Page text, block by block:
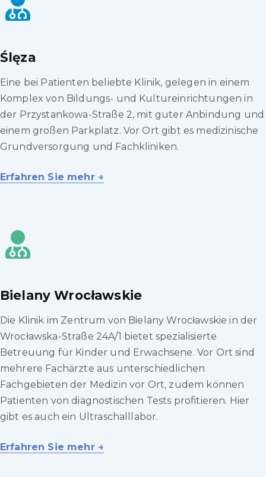
Ślęza
Eine bei Patienten beliebte Klinik, gelegen in einem
Komplex von Bildungs- und Kultureinrichtungen in
der Przystankowa-Straße 2, mit guter Anbindung und
einem großen Parkplatz. Vor Ort gibt es medizinische
Grundversorgung und Fachkliniken.
Erfahren Sie mehr →
Bielany Wrocławskie
Die Klinik im Zentrum von Bielany Wrocławskie in der
Wrocławska-Straße 24A/1 bietet spezialisierte
Betreuung für Kinder und Erwachsene. Vor Ort sind
mehrere Fachärzte aus unterschiedlichen
Fachgebieten der Medizin vor Ort, zudem können
Patienten von diagnostischen Tests profitieren. Hier
gibt es auch ein Ultraschalllabor.
Erfahren Sie mehr →